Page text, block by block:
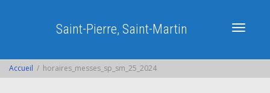
Saint-Pierre, Saint-Martin
Accueil horaires_messes_sp_sm_25_2024